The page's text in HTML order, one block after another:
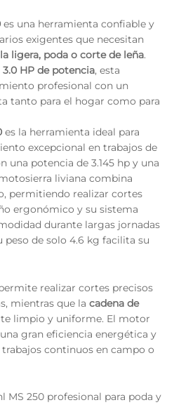
es una herramienta confiable y
exigentes que necesitan
ligera, poda o corte de leña.
3.0 HP de potencia, esta
profesional con un
tanto para el hogar como para
es la herramienta ideal para
excepcional en trabajos de
una potencia de 3.145 hp y una
liviana combina
permitiendo realizar cortes
ergonómico y su sistema
durante largas jornadas
peso de solo 4.6 kg facilita su
realizar cortes precisos
mientras que la cadena de
limpio y uniforme. El motor
gran eficiencia energética y
continuos en campo o
MS 250 profesional para poda y